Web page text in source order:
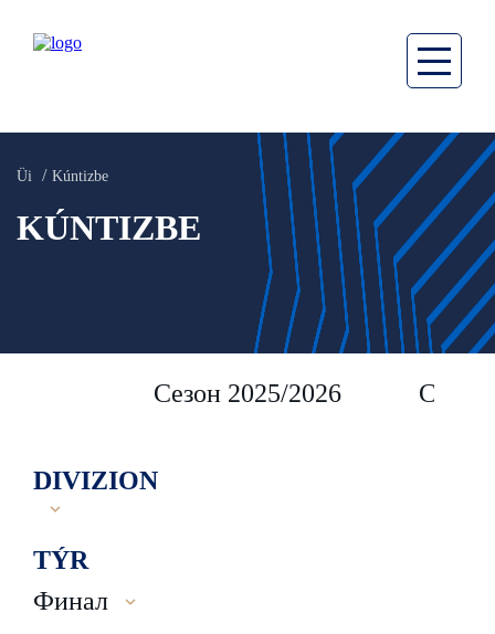
Üi Kúntizbe
KÚNTIZBE
Сезон 2025/2026 Сезон
DIVIZION
TÝR
Финал